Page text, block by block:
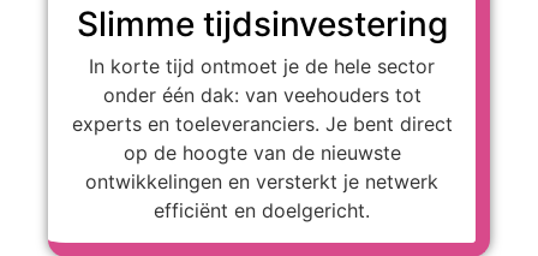
Slimme tijdsinvestering
In korte tijd ontmoet je de hele sector
onder één dak: van veehouders tot
experts en toeleveranciers. Je bent direct
op de hoogte van de nieuwste
ontwikkelingen en versterkt je netwerk
efficiënt en doelgericht.